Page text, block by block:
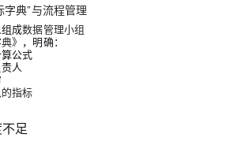
字典”与流程管理
成数据管理小组
》 ，明确：
公式
人
指标
足